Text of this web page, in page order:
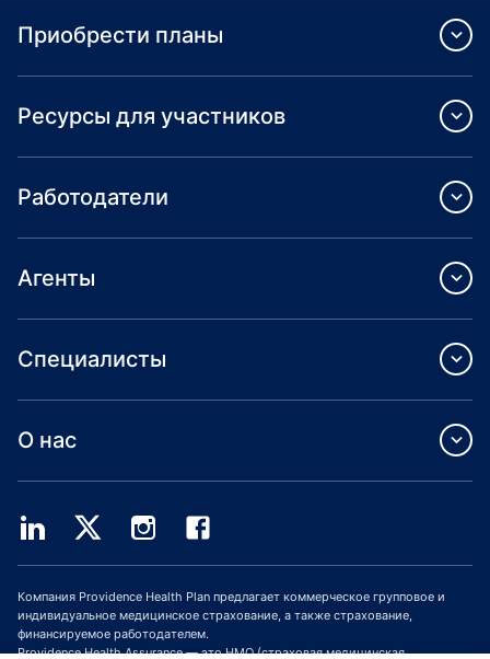
Приобрести планы
Ресурсы для участников
Работодатели
Агенты
Специалисты
О нас
Компания Providence Health Plan предлагает коммерческое групповое и
индивидуальное медицинское страхование, а также страхование,
финансируемое работодателем.
Providence Health Assurance — это HMO (страховая медицинская